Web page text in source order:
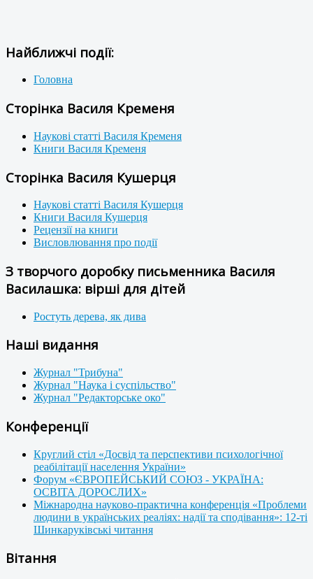
Найближчі події:
Головна
Сторінка Василя Кременя
Наукові статті Василя Кременя
Книги Василя Кременя
Сторінка Василя Кушерця
Наукові статті Василя Кушерця
Книги Василя Кушерця
Рецензії на книги
Висловлювання про події
З творчого доробку письменника Василя
Василашка: вірші для дітей
Ростуть дерева, як дива
Наші видання
Журнал "Трибуна"
Журнал "Наука і суспільство"
Журнал "Редакторське око"
Конференції
Круглий стіл «Досвід та перспективи психологічної
реабілітації населення України»
Форум «ЄВРОПЕЙСЬКИЙ СОЮЗ - УКРАЇНА:
ОСВІТА ДОРОСЛИХ»
Міжнародна науково-практична конференція «Проблеми
людини в українських реаліях: надії та сподівання»: 12-ті
Шинкаруківські читання
Вітання